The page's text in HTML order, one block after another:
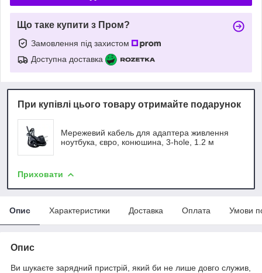
Що таке купити з Пром?
Замовлення під захистом
Доступна доставка
При купівлі цього товару отримайте подарунок
Мережевий кабель для адаптера живлення
ноутбука, євро, конюшина, 3-hole, 1.2 м
Приховати
Опис Характеристики Доставка Оплата Умови
Опис
Ви шукаєте зарядний пристрій, який би не лише довго служив,